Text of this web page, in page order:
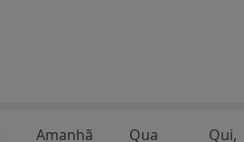
Amanhã Qua Qui,